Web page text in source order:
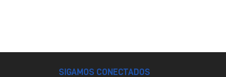
SIGAMOS CONECTADOS